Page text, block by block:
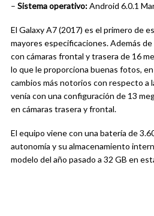
– Sistema operativo:Android 6.0.1
El Galaxy A7 (2017) es el primero de
mayores especificaciones. Además
con cámaras frontal y trasera de 16
lo que le proporciona buenas fotos,
cambios más notorios con respecto a
venía con una configuración de 13
en cámaras trasera y frontal.
El equipo viene con una batería de
autonomía y su almacenamiento
modelo del año pasado a 32 GB en